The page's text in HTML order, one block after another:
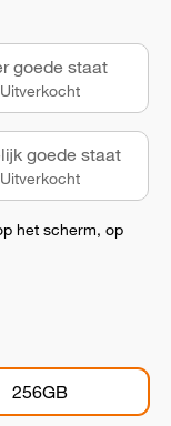
goede staat
Uitverkocht
goede staat
Uitverkocht
het scherm, op
256GB